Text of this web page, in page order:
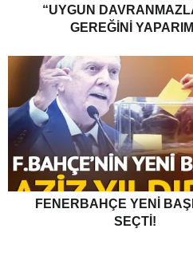
“UYGUN
GEREĞINI
FENERBAHÇE YENI
SEÇTI!